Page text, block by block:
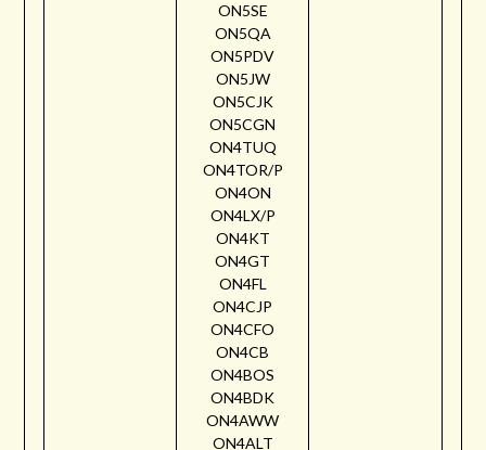
ON5SE
ON5QA
ON5PDV
ON5JW
ON5CJK
ON5CGN
ON4TUQ
ON4TOR/P
ON4ON
ON4LX/P
ON4KT
ON4GT
ON4FL
ON4CJP
ON4CFO
ON4CB
ON4BOS
ON4BDK
ON4AWW
ON4ALT